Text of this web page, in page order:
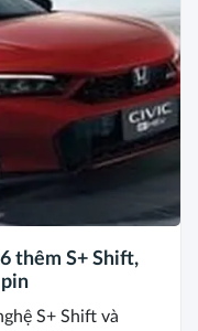
thêm S+ Shift,
S+ Shift và